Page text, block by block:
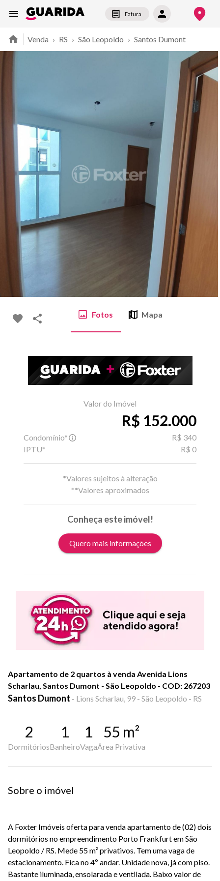
Fatura
Venda › RS › São Leopoldo › Santos Dumont
Fotos Mapa
Valor do Imóvel
R$ 152.000
Condomínio*
R$ 340
IPTU*
R$ 0
*Valores sujeitos à alteração
**Valores aproximados
Conheça este imóvel!
Quero mais informações
Apartamento de 2 quartos à venda Avenida Lions
Scharlau, Santos Dumont - São Leopoldo - COD: 267203
Santos Dumont - Lions Scharlau, 99 - São Leopoldo - RS
2
Dormitórios
1
Banheiro
1
Vaga
55 m²
Área Privativa
Sobre o imóvel
A Foxter Imóveis oferta para venda apartamento de (02) dois
dormitórios no empreendimento Porto Frankfurt em São
Leopoldo / RS. Mede 55 m² privativos. Tem uma vaga de
estacionamento. Fica no 4º andar. Unidade nova, já com piso.
Bastante iluminada, ensolarada e ventilada. Baixo valor de